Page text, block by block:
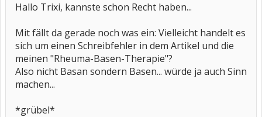
Hallo Trixi, kannste schon Recht haben...
Mit fällt da gerade noch was ein: Vielleicht handelt es
sich um einen Schreibfehler in dem Artikel und die
meinen "Rheuma-Basen-Therapie"?
Also nicht Basan sondern Basen... würde ja auch Sinn
machen...
*grübel*